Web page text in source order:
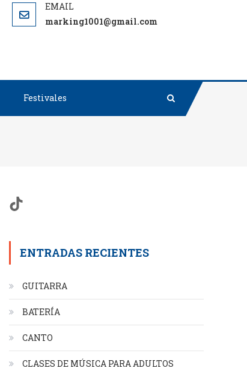
marking1001@gmail.com
Festivales
TikTok
ENTRADAS RECIENTES
GUITARRA
BATERÍA
CANTO
CLASES DE MÚSICA PARA ADULTOS